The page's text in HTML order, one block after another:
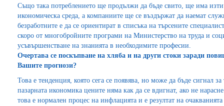
Също така потреблението ще продължи да бъде свито, ще има
икономическа среда, а компаниите ще се въздържат да наемат
безработните е да се ориентират в списъка на търсените
скоро от многобройните програми на Министерство на труда и
усъвършенстване на знанията в необходимите професии.
Очертава се поскъпване на хляба и на други стоки заради
Вашите прогнози?
Това е тенденция, която сега се появява, но може да бъде сигнал
пазарната икономика цените няма как да се вдигнат, ако не
това е нормален процес на инфлацията и е резултат на